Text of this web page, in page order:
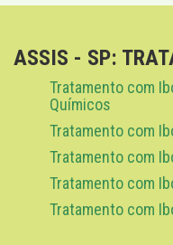
ASSIS - SP:
Tratamento com
Químicos
Tratamento com
Tratamento com
Tratamento com
Tratamento com